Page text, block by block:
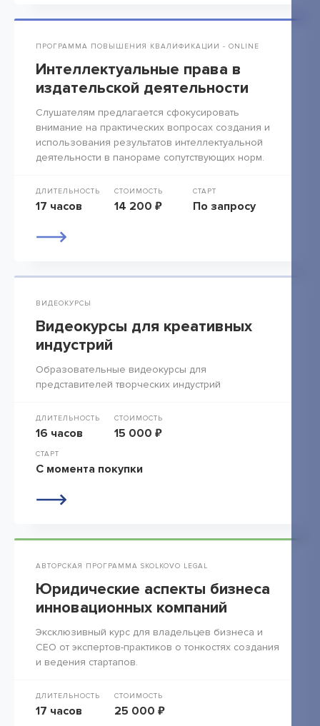
ПРОГРАММА ПОВЫШЕНИЯ КВАЛИФИКАЦИИ - ONLINE
Интеллектуальные права в
издательской деятельности
Слушателям предлагается сфокусировать
внимание на практических вопросах создания и
использования результатов интеллектуальной
деятельности в панораме сопутствующих норм.
ДЛИТЕЛЬНОСТЬ
17 часов
СТОИМОСТЬ
14 200 ₽
СТАРТ
По запросу
ВИДЕОКУРСЫ
Видеокурсы для креативных
индустрий
Образовательные видеокурсы для
представителей творческих индустрий
ДЛИТЕЛЬНОСТЬ
16 часов
СТОИМОСТЬ
15 000 ₽
СТАРТ
С момента покупки
АВТОРСКАЯ ПРОГРАММА SKOLKOVO LEGAL
Юридические аспекты бизнеса
инновационных компаний
Эксклюзивный курс для владельцев бизнеса и
СЕО от экспертов-практиков о тонкостях создания
и ведения стартапов.
ДЛИТЕЛЬНОСТЬ
17 часов
СТОИМОСТЬ
25 000 ₽